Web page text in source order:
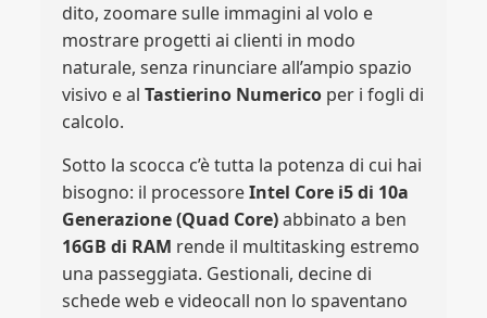
dito, zoomare sulle immagini al volo e
mostrare progetti ai clienti in modo
naturale, senza rinunciare all’ampio spazio
visivo e al Tastierino Numericoper i fogli di
calcolo.
Sotto la scocca c’è tutta la potenza di cui hai
bisogno: il processoreIntel Core i5 di 10a
Generazione (Quad Core)abbinato a ben
16GB di RAM rende il multitasking estremo
una passeggiata. Gestionali, decine di
schede web e videocall non lo spaventano